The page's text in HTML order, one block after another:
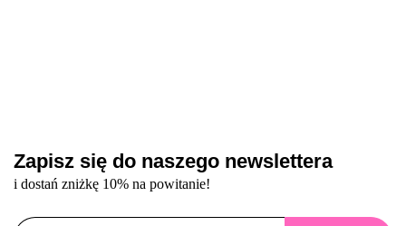
Zapisz się do naszego newslettera
i dostań zniżkę 10% na powitanie!